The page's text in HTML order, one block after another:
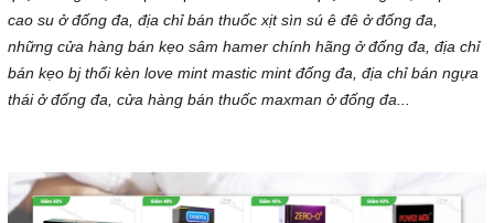
cao su ở đống đa, địa chỉ bán thuốc xịt sìn sú ê đê ở đống đa,
những cửa hàng bán kẹo sâm hamer chính hãng ở đống đa, địa chỉ
bán kẹo bj thổi kèn love mint mastic mint đống đa, địa chỉ bán ngựa
thái ở đống đa, cửa hàng bán thuốc maxman ở đống đa...